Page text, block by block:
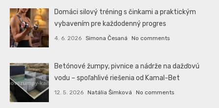
Domáci silový tréning s činkami a praktickým
vybavením pre každodenný progres
4. 6. 2026 Simona Česaná No comments
Betónové žumpy, pivnice a nádrže na dažďovú
vodu – spoľahlivé riešenia od Kamal-Bet
12. 5. 2026 Natália Šimková No comments